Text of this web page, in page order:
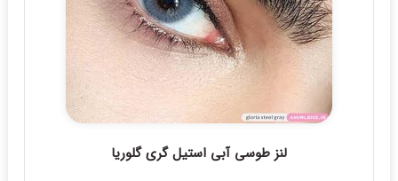
لنز طوسی آبی استیل گری گلوریا